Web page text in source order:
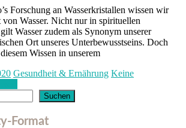
Forschung an Wasserkristallen wissen wir
Wasser. Nicht nur in spirituellen
Wasser zudem als Synonym unserer
Ort unseres Unterbewusstseins. Doch
Wissen in unserem
Gesundheit & Ernährung Keine
Suchen
Format